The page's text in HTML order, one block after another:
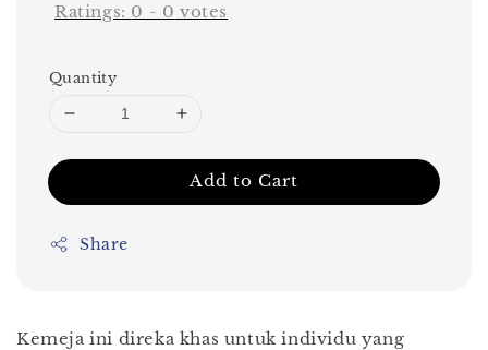
Ratings: 0 - 0 votes
Quantity
Add to Cart
Share
Kemeja ini direka khas untuk individu yang